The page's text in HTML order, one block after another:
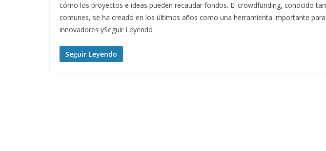
cómo los proyectos e ideas pueden recaudar fondos. El crowdfunding, conocido
comunes, se ha creado en los últimos años como una herramienta importante
innovadores ySeguir Leyendo
Seguir Leyendo